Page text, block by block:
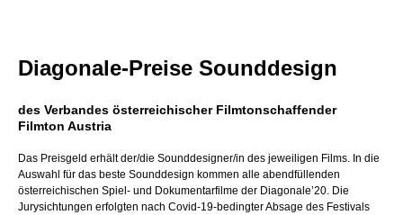
Diagonale-Preise Sounddesign
des Verbandes österreichischer Filmtonschaffender
Filmton Austria
Das Preisgeld erhält der/die Sounddesigner/in des jeweiligen Films. In die
Auswahl für das beste Sounddesign kommen alle abendfüllenden
österreichischen Spiel- und Dokumentarfilme der Diagonale’20. Die
Jurysichtungen erfolgten nach Covid-19-bedingter Absage des Festivals